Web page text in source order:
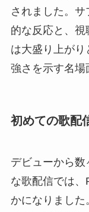
されました。
的な反応と、
は大盛り上が
強さを示す名場
初めての歌配
デビューから
な歌配信では、
かになりまし